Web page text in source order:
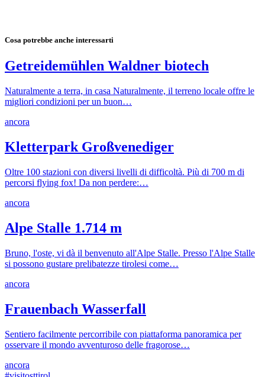
Cosa potrebbe anche interessarti
Getreidemühlen Waldner biotech
Naturalmente a terra, in casa Naturalmente, il terreno locale offre le
migliori condizioni per un buon…
ancora
Kletterpark Großvenediger
Oltre 100 stazioni con diversi livelli di difficoltà. Più di 700 m di
percorsi flying fox! Da non perdere:…
ancora
Alpe Stalle 1.714 m
Bruno, l'oste, vi dà il benvenuto all'Alpe Stalle. Presso l'Alpe Stalle
si possono gustare prelibatezze tirolesi come…
ancora
Frauenbach Wasserfall
Sentiero facilmente percorribile con piattaforma panoramica per
osservare il mondo avventuroso delle fragorose…
ancora